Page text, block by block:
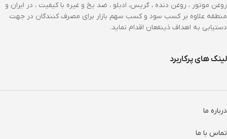
روغن موتور ، روغن دنده ، گریس، ادبلو ، ضد یخ و غیره با کیفیت ، در ایران و
منطقه علاوه بر کسب سود و کسب سهم بازار برای مصرف کنندگان در جهت
دستیابی به اهداف ذینفعان اقدام نماید.
لینک های پرکاربرد
درباره ما
تماس با ما